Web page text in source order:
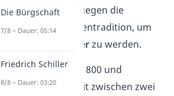
er entschied sich gegen die
militärische Familientradition, um
freier Schriftstellerzu werden.
Kleist schrieb um 1800 und
bewegte sich damit zwischen zwei
Die Bürgschaft
7/8 – Dauer: 05:14
Friedrich Schiller
8/8 – Dauer: 03:20